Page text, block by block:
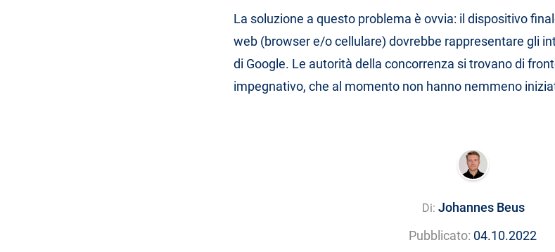
La soluzione a questo problema è ovvia: il dispositivo
web (browser e/o cellulare) dovrebbe rappresentare gli
di Google. Le autorità della concorrenza si trovano di
impegnativo, che al momento non hanno nemmeno
Di: Johannes Beus
Pubblicato: 04.10.2022